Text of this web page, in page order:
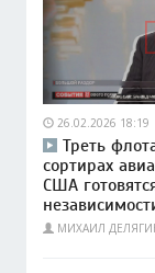
26.02.2026 18:19
Треть
сортирах
США
МИХАИЛ